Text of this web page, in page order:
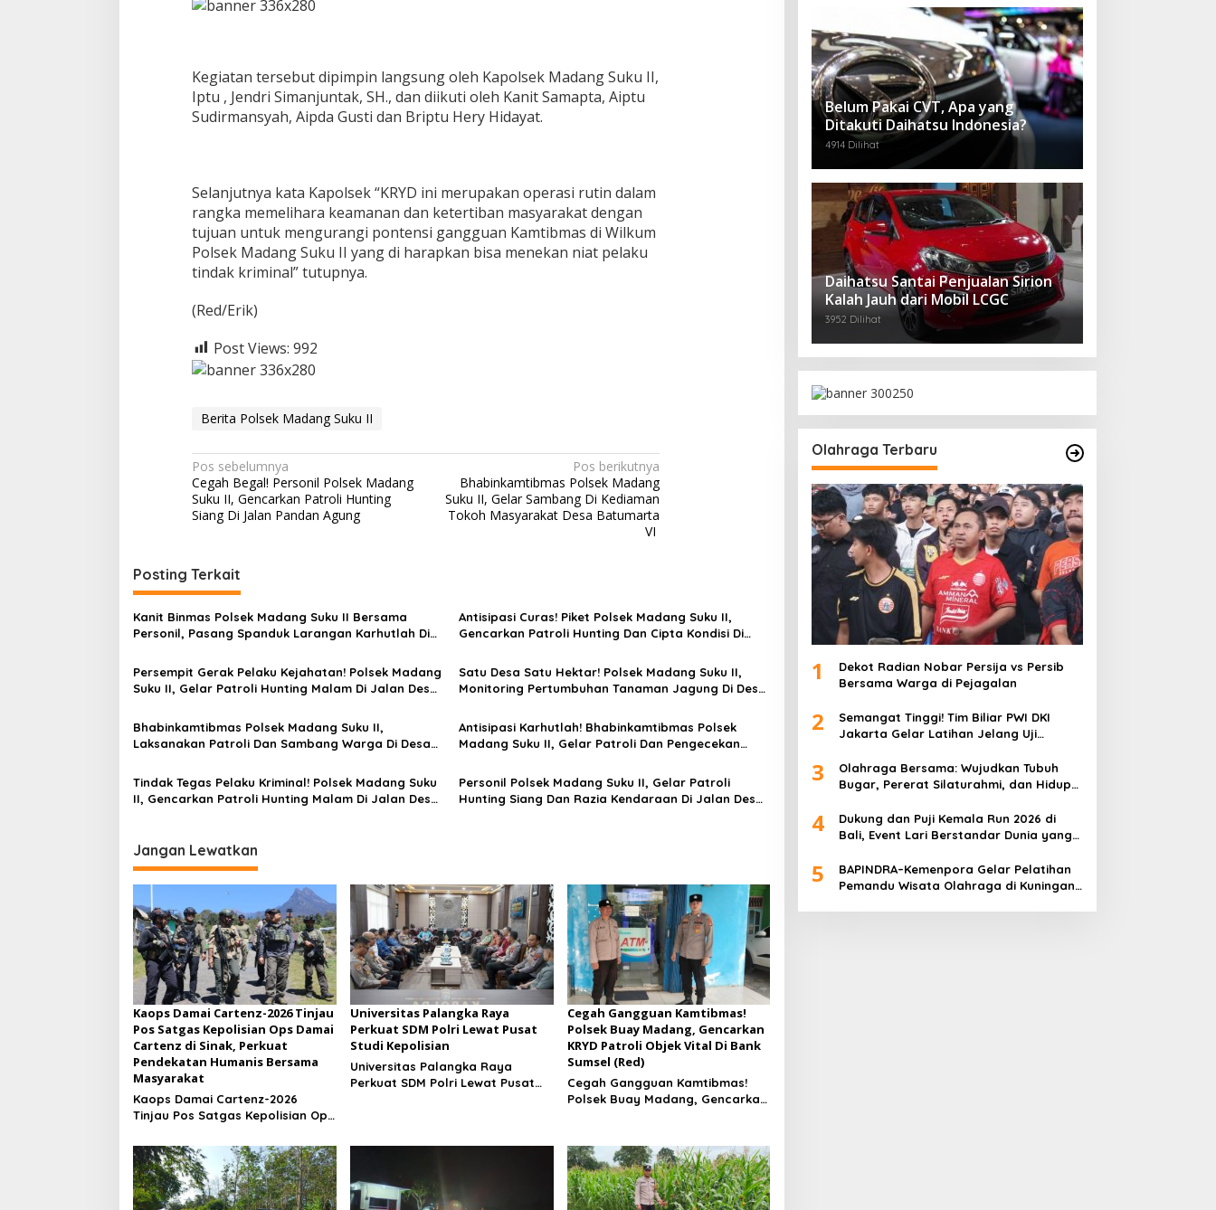
n
m
a
n
a
w
i
a
y
a
H
u
m
Kegiatan tersebut dipimpin langsung oleh Kapolsek Madang Suku II,
Iptu , Jendri Simanjuntak, SH., dan diikuti oleh Kanit Samapta, Aiptu
Sudirmansyah, Aipda Gusti dan Briptu Hery Hidayat.
Selanjutnya kata Kapolsek “KRYD ini merupakan operasi rutin dalam
rangka memelihara keamanan dan ketertiban masyarakat dengan
tujuan untuk mengurangi pontensi gangguan Kamtibmas di Wilkum
Polsek Madang Suku II yang di harapkan bisa menekan niat pelaku
tindak kriminal” tutupnya.
(Red/Erik)
Post Views: 992
Berita Polsek Madang Suku II
N
a
v
g
a
s
i
p
o
s
Pos sebelumnya
Cegah Begal! Personil Polsek Madang
Suku II, Gencarkan Patroli Hunting
Siang Di Jalan Pandan Agung
Pos berikutnya
Bhabinkamtibmas Polsek Madang
Suku II, Gelar Sambang Di Kediaman
Tokoh Masyarakat Desa Batumarta
VI
Posting Terkait
Kanit Binmas Polsek Madang Suku II Bersama
Personil, Pasang Spanduk Larangan Karhutlah Di
Antisipasi Curas! Piket Polsek Madang Suku II,
Gencarkan Patroli Hunting Dan Cipta Kondisi Di
Persempit Gerak Pelaku Kejahatan! Polsek Madang
Suku II, Gelar Patroli Hunting Malam Di Jalan Desa
Satu Desa Satu Hektar! Polsek Madang Suku II,
Monitoring Pertumbuhan Tanaman Jagung Di Desa
Bhabinkamtibmas Polsek Madang Suku II,
Laksanakan Patroli Dan Sambang Warga Di Desa
Antisipasi Karhutlah! Bhabinkamtibmas Polsek
Madang Suku II, Gelar Patroli Dan Pengecekan
Tindak Tegas Pelaku Kriminal! Polsek Madang Suku
II, Gencarkan Patroli Hunting Malam Di Jalan Desa
Personil Polsek Madang Suku II, Gelar Patroli
Hunting Siang Dan Razia Kendaraan Di Jalan Desa
Jangan Lewatkan
Kaops Damai Cartenz-2026 Tinjau
Pos Satgas Kepolisian Ops Damai
Cartenz di Sinak, Perkuat
Pendekatan Humanis Bersama
Masyarakat
Kaops Damai Cartenz-2026
Tinjau Pos Satgas Kepolisian Ops
Pendekatan Humanis Bersama
Masyarakat
Universitas Palangka Raya
Perkuat SDM Polri Lewat Pusat
Studi Kepolisian
Universitas Palangka Raya
Perkuat SDM Polri Lewat Pusat
Cegah Gangguan Kamtibmas!
Polsek Buay Madang, Gencarkan
KRYD Patroli Objek Vital Di Bank
Sumsel (Red)
Cegah Gangguan Kamtibmas!
Polsek Buay Madang, Gencarkan
Belum Pakai CVT, Apa yang
Ditakuti Daihatsu Indonesia?
4914 Dilihat
Daihatsu Santai Penjualan Sirion
Kalah Jauh dari Mobil LCGC
3952 Dilihat
Olahraga Terbaru
1
Dekot Radian Nobar Persija vs Persib
Bersama Warga di Pejagalan
2
Semangat Tinggi! Tim Biliar PWI DKI
Jakarta Gelar Latihan Jelang Uji
3
Olahraga Bersama: Wujudkan Tubuh
Bugar, Pererat Silaturahmi, dan Hidup
4
Dukung dan Puji Kemala Run 2026 di
Bali, Event Lari Berstandar Dunia yang
5
BAPINDRA–Kemenpora Gelar Pelatihan
Pemandu Wisata Olahraga di Kuningan